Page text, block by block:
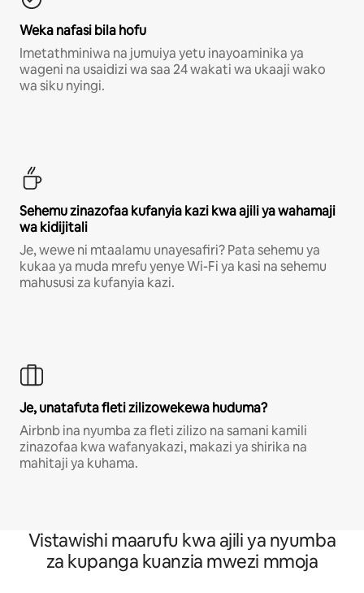
Weka nafasi bila hofu
Imetathminiwa na jumuiya yetu inayoaminika ya
wageni na usaidizi wa saa 24 wakati wa ukaaji wako
wa siku nyingi.
Sehemu zinazofaa kufanyia kazi kwa ajili ya wahamaji
wa kidijitali
Je, wewe ni mtaalamu unayesafiri? Pata sehemu ya
kukaa ya muda mrefu yenye Wi-Fi ya kasi na sehemu
mahususi za kufanyia kazi.
Je, unatafuta fleti zilizowekewa huduma?
Airbnb ina nyumba za fleti zilizo na samani kamili
zinazofaa kwa wafanyakazi, makazi ya shirika na
mahitaji ya kuhama.
Vistawishi maarufu kwa ajili ya nyumba
za kupanga kuanzia mwezi mmoja